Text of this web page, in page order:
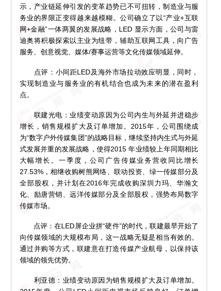
示，产业链延伸引发的变革趋势已不可扭转，制造业与服
务业的界限正变得越来越模糊。公司确立了以“产业+互联
网+金融”一体两翼的发展战略，LED 显示方面，公司与雷
迪奥将积极探索以主业为纽带，辅助互联网工具，向广告
服务、创意视觉、媒体/赛事运营等文化传媒领域延伸。
点评：小间距LED及海外市场拉动效应明显，同时，
实现制造业与服务业的有机结合也成为未来的潜在盈利
点。
联建光电：业绩变动原因为公司内生与外延并进稳步
增长，销售规模扩大及订单增加。2015年，公司围绕成
为“数字户外传媒集团”的战略目标，继续坚持内生式与外延
式发展并重的发展战略，使得2015 年业绩较上年同期相比
大幅增长。一季度，公司广告传媒业务营收同比增长
27.53%，相继收购树熊网络、联动投资、绿一传媒部分及
全部股权，并计划在2016年完成收购深圳力玛、华瀚文
化、励唐营销、远洋传媒部分及全部股权，强势布局数字
传媒市场。
点评：在LED屏企业拼“硬件”的时代，联建最早开始了
向传媒领域的大规模布局，这一战略无疑是相当有效的。
通过并购等方式，联建意在打造传媒产业航母，以保持该
领域的领先优势。
利亚德：业绩变动原因为销售规模扩大及订单增加。